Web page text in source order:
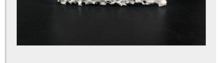
Lubrificantes para fundição